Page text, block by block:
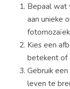
Bepaal wat
aan unieke
Kies een
betekent of
Gebruik
leven te